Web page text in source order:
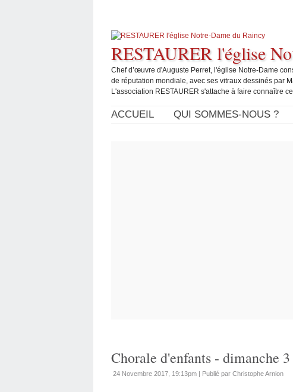
RESTAURER l'église
Chef d’œuvre d'Auguste Perret, l'église Notre-Dame
de réputation mondiale, avec ses vitraux dessinés par
L'association RESTAURER s'attache à faire connaître
ACCUEIL QUI SOMMES-NOUS ?
Chorale d'enfants - dimanche
24 Novembre 2017, 19:13pm | Publié par Christophe Arnion